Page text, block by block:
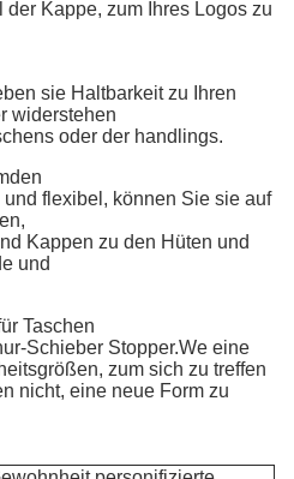
der Kappe, zum Ihres Logos zu
sie Haltbarkeit zu Ihren
widerstehen
oder der handlings.
flexibel, können Sie sie auf
Kappen zu den Hüten und
und
Taschen
Schieber Stopper.We eine
zum sich zu treffen
nicht, eine neue Form zu